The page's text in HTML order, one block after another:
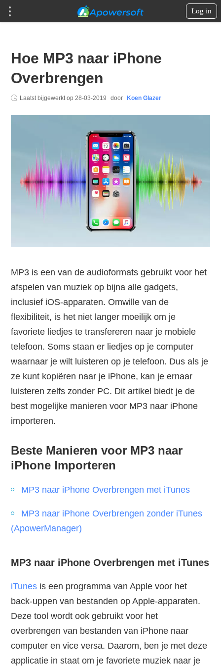
Log in
Hoe MP3 naar iPhone
Overbrengen
Laatst bijgewerkt op28-03-2019 door Koen Glazer
MP3 is een van de audioformats gebruikt voor het
afspelen van muziek op bijna alle gadgets,
inclusief iOS-apparaten. Omwille van de
flexibiliteit, is het niet langer moeilijk om je
favoriete liedjes te transfereren naar je mobiele
telefoon. Soms staan er liedjes op je computer
waarnaar je wilt luisteren op je telefoon. Dus als je
ze kunt kopiëren naar je iPhone, kan je ernaar
luisteren zelfs zonder PC. Dit artikel biedt je de
best mogelijke manieren voor MP3 naar iPhone
importeren.
Beste Manieren voor MP3 naar
iPhone Importeren
MP3 naar iPhone Overbrengen met iTunes
MP3 naar iPhone Overbrengen zonder iTunes
(ApowerManager)
MP3 naar iPhone Overbrengen met iTunes
iTunes is een programma van Apple voor het
back-uppen van bestanden op Apple-apparaten.
Deze tool wordt ook gebruikt voor het
overbrengen van bestanden van iPhone naar
computer en vice versa. Daarom, ben je met deze
applicatie in staat om je favoriete muziek naar je